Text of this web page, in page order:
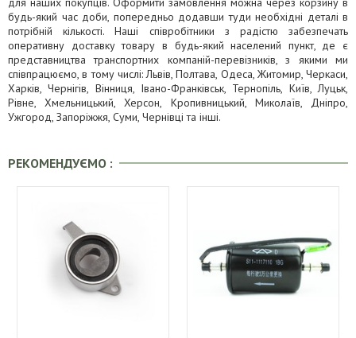
будь-який час доби, попередньо додавши туди необхідні деталі в
потрібній кількості. Наші співробітники з радістю забезпечать
оперативну доставку товару в будь-який населений пункт, де є
представництва транспортних компаній-перевізників, з якими ми
співпрацюємо, в тому числі: Львів, Полтава, Одеса, Житомир, Черкаси,
Харків, Чернігів, Вінниця, Івано-Франківськ, Тернопіль, Київ, Луцьк,
Рівне, Хмельницький, Херсон, Кропивницький, Миколаїв, Дніпро,
Ужгород, Запоріжжя, Суми, Чернівці та інші.
РЕКОМЕНДУЄМО :